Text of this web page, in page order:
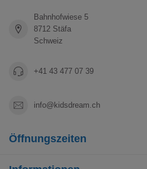
Bahnhofwiese 5
8712 Stäfa
Schweiz
+41 43 477 07 39
info@kidsdream.ch
Öffnungszeiten